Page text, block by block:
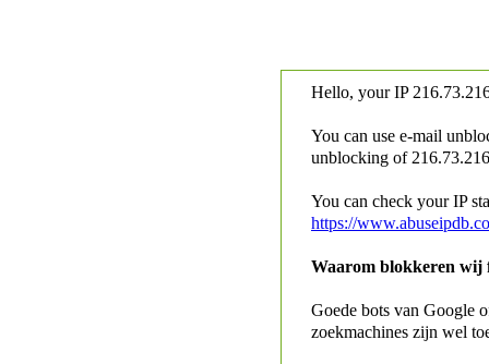
Hello, your IP
You can use e-mail
unblocking of
You can check your IP
https://
Waarom blokkeren wij
Goede bots van Google
zoekmachines zijn wel